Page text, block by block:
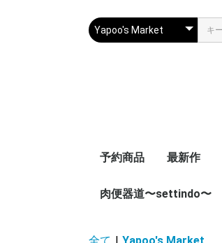
予約商品 最新作
肉便器道〜settindo〜